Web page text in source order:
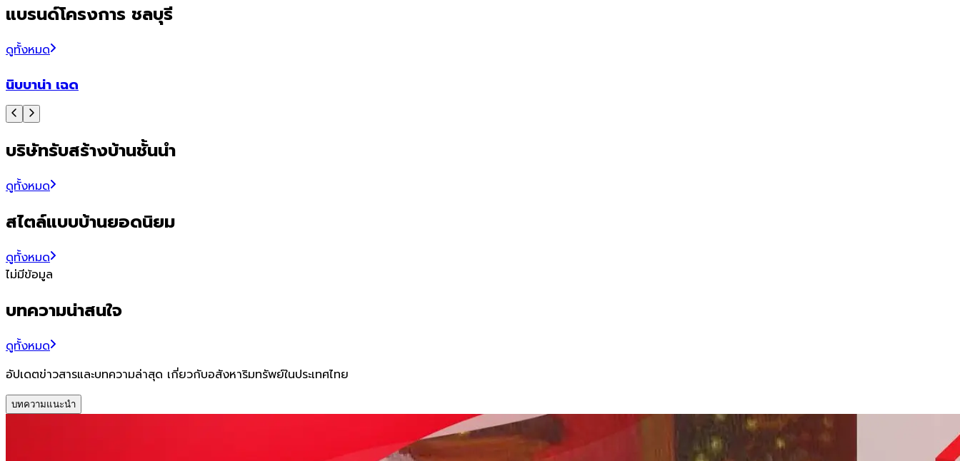
แบรนด์โครงการ ชลบุรี
ดูทั้งหมด
นิบบาน่า เฉด
บริษัทรับสร้างบ้านชั้นนำ
ดูทั้งหมด
สไตล์แบบบ้านยอดนิยม
ดูทั้งหมด
ไม่มีข้อมูล
บทความน่าสนใจ
ดูทั้งหมด
อัปเดตข่าวสารและบทความล่าสุด เกี่ยวกับอสังหาริมทรัพย์ในประเทศไทย
บทความแนะนำ